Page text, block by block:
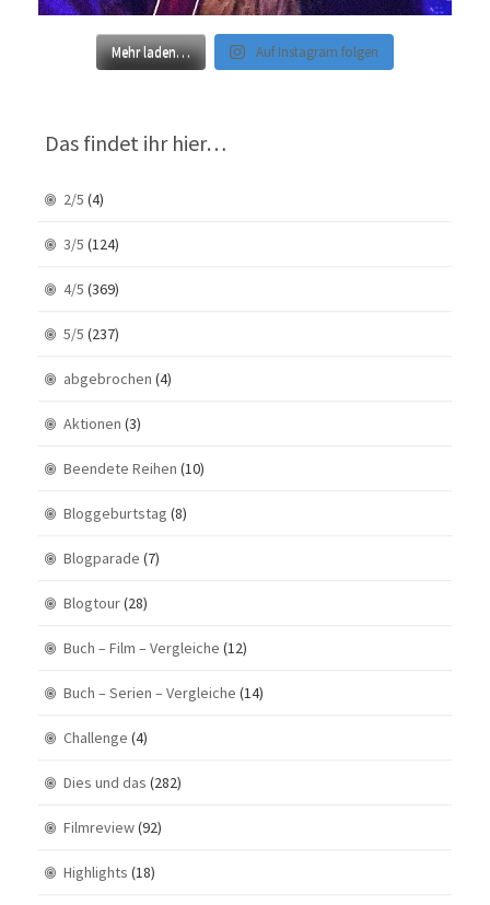
Mehr laden… Auf Instagram folgen
Das findet ihr hier…
2/5 (4)
3/5 (124)
4/5 (369)
5/5 (237)
abgebrochen (4)
Aktionen (3)
Beendete Reihen (10)
Bloggeburtstag (8)
Blogparade (7)
Blogtour(28)
Buch – Film – Vergleiche (12)
Buch – Serien – Vergleiche (14)
Challenge (4)
Dies und das (282)
Filmreview(92)
Highlights (18)